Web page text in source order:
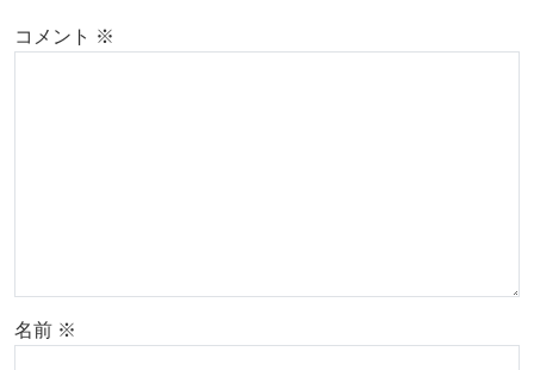
コメント ※
名前 ※